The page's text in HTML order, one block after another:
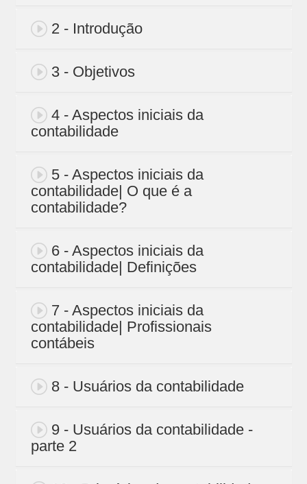
2 - Introdução
3 - Objetivos
4 - Aspectos iniciais da
contabilidade
5 - Aspectos iniciais da
contabilidade| O que é a
contabilidade?
6 - Aspectos iniciais da
contabilidade| Definições
7 - Aspectos iniciais da
contabilidade| Profissionais
contábeis
8 - Usuários da contabilidade
9 - Usuários da contabilidade -
parte 2